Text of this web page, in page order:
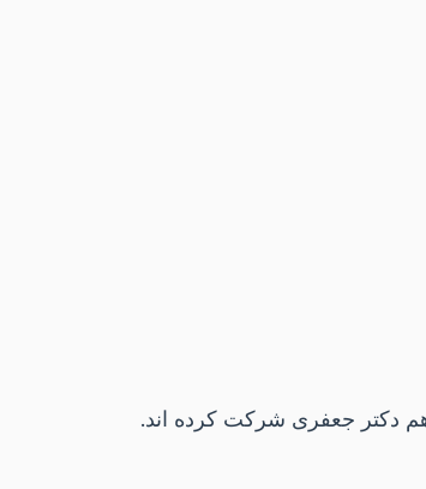
دکتر جعفری شرکت کرده اند.